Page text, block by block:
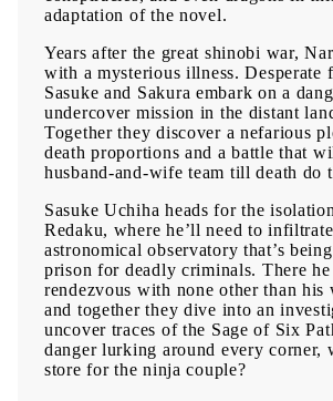
adaptation of the novel.
Years after the great shinobi war,
with a mysterious illness. Desperate
Sasuke and Sakura embark on a
undercover mission in the distant
Together they discover a nefarious
death proportions and a battle that
husband-and-wife team till death do
Sasuke Uchiha heads for the
Redaku, where he’ll need to
astronomical observatory that’s
prison for deadly criminals. There he
rendezvous with none other than his
and together they dive into an
uncover traces of the Sage of Six
danger lurking around every corner,
store for the ninja couple?